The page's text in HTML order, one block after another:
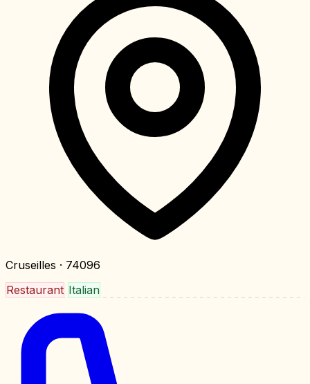
Cruseilles · 74096
Restaurant Italian